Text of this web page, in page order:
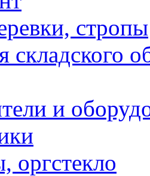
стропы
складского
и
оргстекло